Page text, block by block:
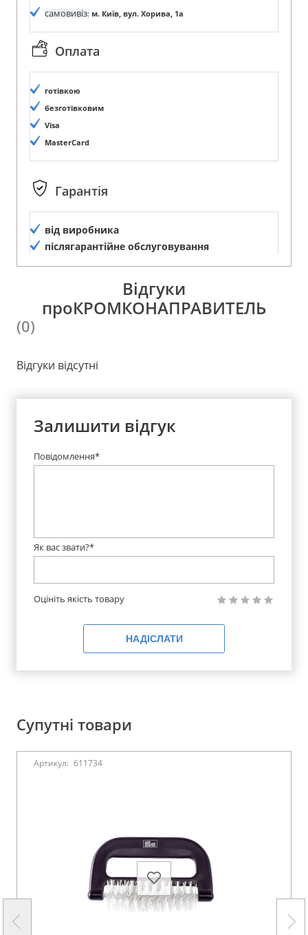
самовивіз: м. Київ, вул. Хорива, 1а
Оплата
готівкою
безготівковим
Visa
MasterCard
Гарантія
від виробника
післягарантійне обслуговування
Відгуки
проКРОМКОНАПРАВИТЕЛЬ
(0)
Відгуки відсутні
Залишити відгук
Повідомлення*
Як вас звати?*
Оцініть якість товару
НАДІСЛАТИ
Супутні товари
Артикул: 611734